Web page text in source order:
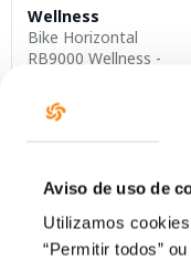
Aviso de uso de
Utilizamos
“Permitir todos”
Wellness
Bike Horizontal
RB9000 Wellness -